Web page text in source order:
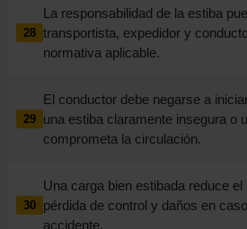
28
La responsabilidad de la estiba
transportista, expedidor y
normativa aplicable.
29
El conductor debe negarse a
una estiba claramente insegura o
comprometa la circulación.
30
Una carga bien estibada reduce
pérdida de control y daños en
accidente.